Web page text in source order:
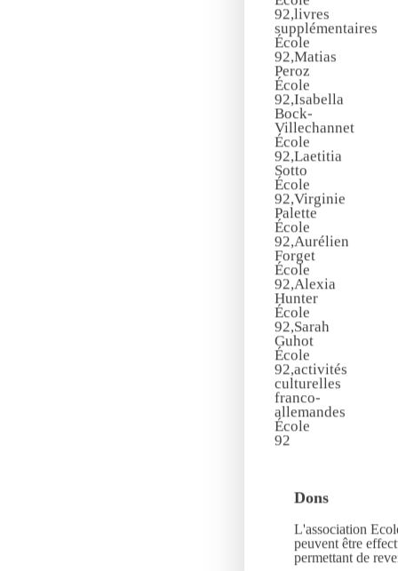
Dons
L'association
peuvent être
permettant de